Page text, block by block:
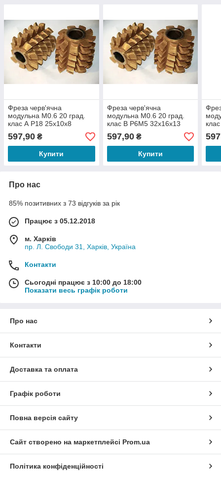
Фреза черв'ячна
модульна М0.6 20 град.
клас А Р18 25х10х8
597,90 ₴
Купити
Фреза черв'ячна
модульна М0.6 20 град.
клас В Р6М5 32х16х13
597,90₴
Купити
Про нас
85% позитивних з 73 відгуків за рік
Працює з 05.12.2018
м. Харків
пр. Л. Свободи 31, Харків, Україна
Контакти
Сьогодні працює з 10:00 до 18:00
Показати весь графік роботи
Про нас
Контакти
Доставка та оплата
Графік роботи
Повна версія сайту
Сайт створено на маркетплейсі Prom.ua
Політика конфіденційності